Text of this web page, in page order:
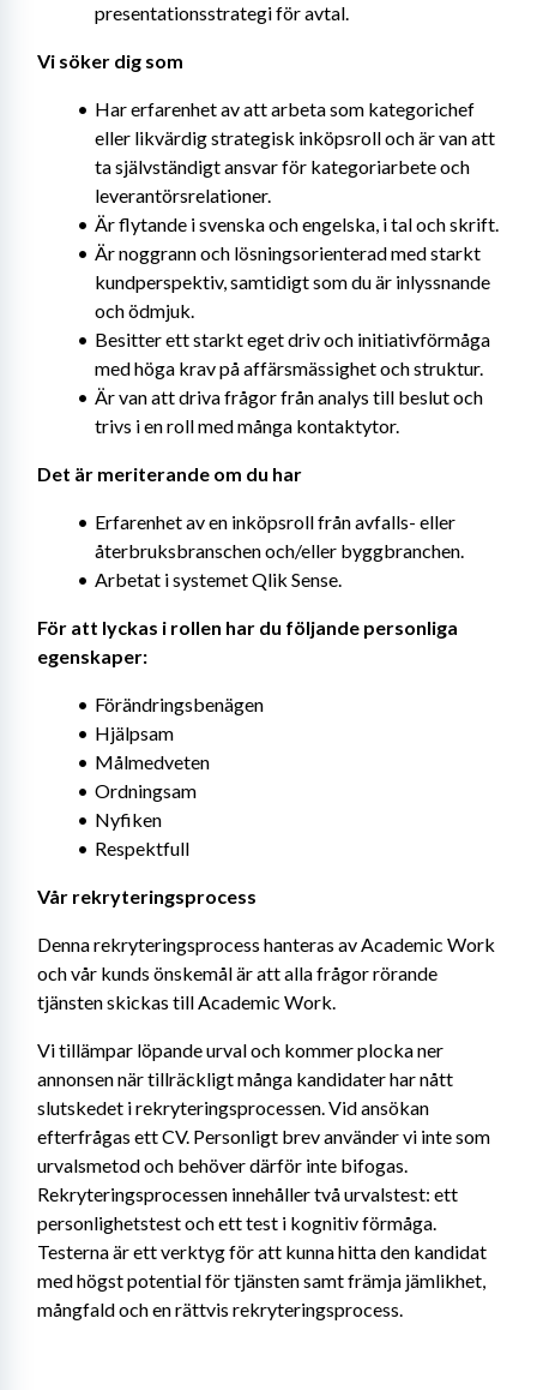
presentationsstrategi för avtal.
Vi söker dig som
Har erfarenhet av att arbeta som kategorichef
eller likvärdig strategisk inköpsroll och är van att
ta självständigt ansvar för kategoriarbete och
leverantörsrelationer.
Är flytande i svenska och engelska, i tal och skrift.
Är noggrann och lösningsorienterad med starkt
kundperspektiv, samtidigt som du är inlyssnande
och ödmjuk.
Besitter ett starkt eget driv och initiativförmåga
med höga krav på affärsmässighet och struktur.
Är van att driva frågor från analys till beslut och
trivs i en roll med många kontaktytor.
Det är meriterande om du har
Erfarenhet av en inköpsroll från avfalls- eller
återbruksbranschen och/eller byggbranchen.
Arbetat i systemet Qlik Sense.
För att lyckas i rollen har du följande personliga
egenskaper:
Förändringsbenägen
Hjälpsam
Målmedveten
Ordningsam
Nyfiken
Respektfull
Vår rekryteringsprocess
Denna rekryteringsprocess hanteras av Academic Work
och vår kunds önskemål är att alla frågor rörande
tjänsten skickas till Academic Work.
Vi tillämpar löpande urval och kommer plocka ner
annonsen när tillräckligt många kandidater har nått
slutskedet i rekryteringsprocessen. Vid ansökan
efterfrågas ett CV. Personligt brev använder vi inte som
urvalsmetod och behöver därför inte bifogas.
Rekryteringsprocessen innehåller två urvalstest: ett
personlighetstest och ett test i kognitiv förmåga.
Testerna är ett verktyg för att kunna hitta den kandidat
med högst potential för tjänsten samt främja jämlikhet,
mångfald och en rättvis rekryteringsprocess.